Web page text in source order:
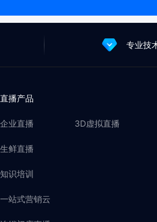
专业技
直播产品
企业直播
生鲜直播
知识培训
一站式营销云
3D虚拟直播